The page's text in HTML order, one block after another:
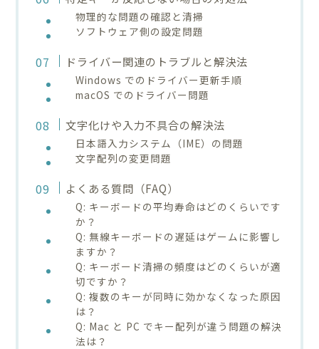
物理的な問題の確認と清掃
ソフトウェア側の設定問題
ドライバー関連のトラブルと解決法
Windows でのドライバー更新手順
macOS でのドライバー問題
文字化けや入力不具合の解決法
日本語入力システム（IME）の問題
文字配列の変更問題
よくある質問（FAQ）
Q: キーボードの平均寿命はどのくらいです
か？
Q: 無線キーボードの遅延はゲームに影響し
ますか？
Q: キーボード清掃の頻度はどのくらいが適
切ですか？
Q: 複数のキーが同時に効かなくなった原因
は？
Q: Mac と PC でキー配列が違う問題の解決
法は？